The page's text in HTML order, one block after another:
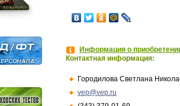
Информация о
Контактная информация:
Городилова Светлана
vep@vep.ru